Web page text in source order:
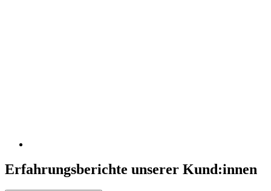
Erfahrungsberichte unserer Kund:innen